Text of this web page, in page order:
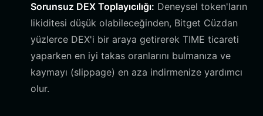
Sorunsuz DEX Toplayıcılığı: Deneysel token'ların
likiditesi düşük olabileceğinden, Bitget Cüzdan
yüzlerce DEX'i bir araya getirerek TIME ticareti
yaparken en iyi takas oranlarını bulmanıza ve
kaymayı (slippage) en aza indirmenize yardımcı
olur.